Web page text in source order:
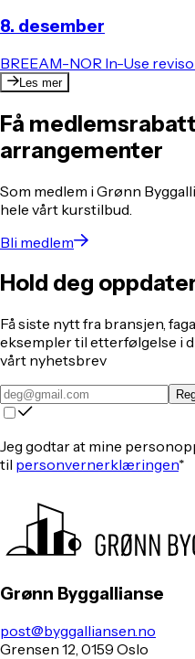
8. desember
BREEAM-NOR In-Use
Les mer
Få
arrangementer
Som medlem i Grønn
hele vårt kurstilbud.
Bli medlem
Hold deg
Få siste nytt fra bransjen,
eksempler til etterfølgelse i
vårt nyhetsbrev
Jeg godtar at mine
til personvernerklæringen*
Grønn Byggallianse
post@byggalliansen.no
Grensen 12, 0159 Oslo